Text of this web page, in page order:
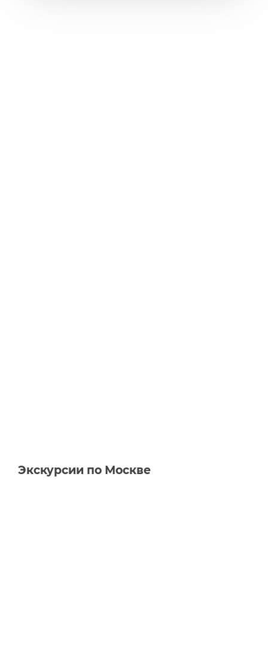
Экскурсии по Москве